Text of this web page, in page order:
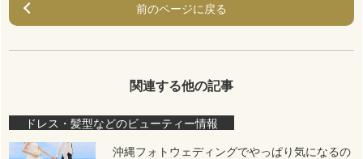
前のページに戻る
関連する他の記事
ドレス・髪型などのビューティー情報
沖縄フォトウェディングでやっぱり気になるの